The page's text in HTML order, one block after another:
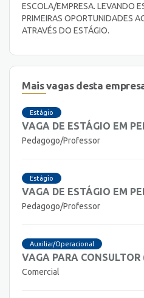
ESCOLA/EMPRESA. LEVANDO
PRIMEIRAS OPORTUNIDADES
ATRAVÉS DO ESTÁGIO.
Mais vagas desta
Estágio
VAGA DE ESTÁGIO EM
Pedagogo/Professor
Estágio
VAGA DE ESTÁGIO EM
Pedagogo/Professor
Auxiliar/Operacional
VAGA PARA
Comercial